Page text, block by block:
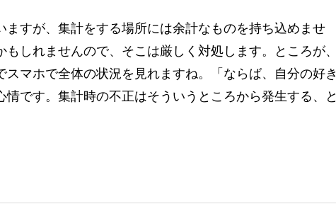
すが、集計をする場所には余計なものを持ち込めませ
しれませんので、そこは厳しく対処します。ところが、
マホで全体の状況を見れますね。「ならば、自分の好き
です。集計時の不正はそういうところから発生する、と